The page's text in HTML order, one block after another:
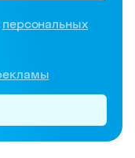
персональных